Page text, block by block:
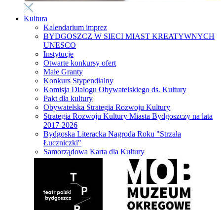
Kultura
Kalendarium imprez
BYDGOSZCZ W SIECI MIAST KREATYWNYCH
UNESCO
Instytucje
Otwarte konkursy ofert
Małe Granty
Konkurs Stypendialny
Komisja Dialogu Obywatelskiego ds. Kultury
Pakt dla kultury
Obywatelska Strategia Rozwoju Kultury
Strategia Rozwoju Kultury Miasta Bydgoszczy na lata
2017-2026
Bydgoska Literacka Nagroda Roku "Strzała
Łuczniczki"
Samorządowa Karta dla Kultury